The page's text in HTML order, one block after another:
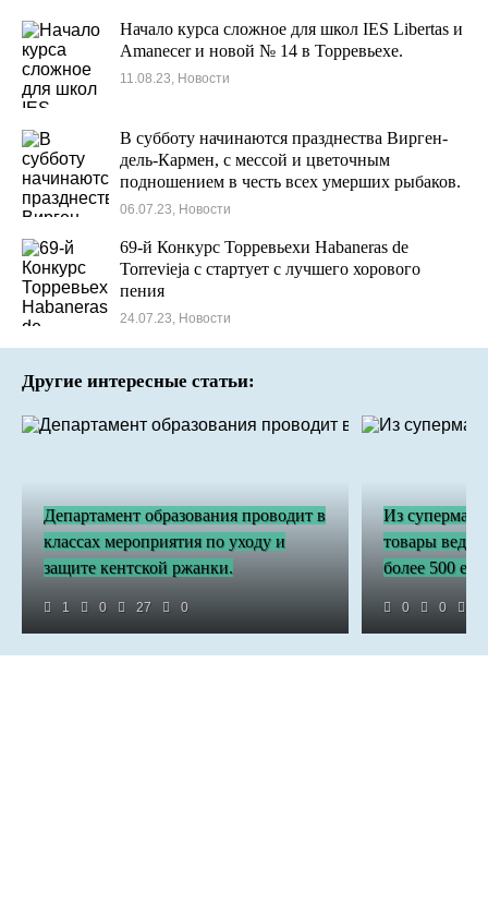
Начало курса сложное для школ IES Libertas и
Amanecer и новой № 14 в Торревьехе.
11.08.23, Новости
В субботу начинаются празднества Вирген-
дель-Кармен, с мессой и цветочным
подношением в честь всех умерших рыбаков.
06.07.23, Новости
69-й Конкурс Торревьехи Habaneras de
Torrevieja с стартует с лучшего хорового
пения
24.07.23, Новости
Другие интересные статьи:
Департамент образования проводит в
классах мероприятия по уходу и
защите кентской ржанки.
1 0 27 0
Из
товары
более 500
0 0